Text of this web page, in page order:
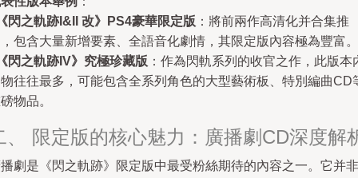
閃之軌跡I&II 改》PS4豪華限定版 ：將前兩作高清化并合集推
包含大量新增要素、全語音化劇情，其限定版內容極為豐富。
閃之軌跡IV》究極珍藏版 ：作為閃軌系列的收官之作，此版本
往往最多，可能包含全系列角色的大型藝術板、特別編曲CD
物品。
、 限定版的核心魅力：廣播劇CD深度解
劇是《閃之軌跡》限定版中最受粉絲期待的內容之一。它并非